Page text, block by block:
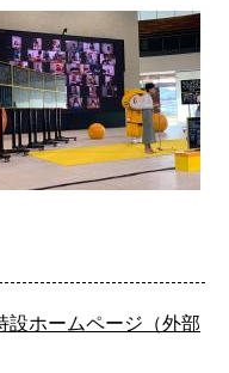
ホームページ（外部